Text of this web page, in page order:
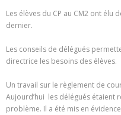
Les élèves du CP au CM2 ont élu
dernier.
Les conseils de délégués
directrice les besoins des élèves.
Un travail sur le règlement de
Aujourd’hui les délégués étaient
problème. Il a été mis en